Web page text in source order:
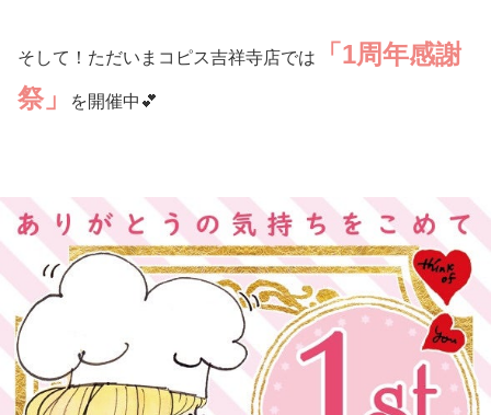
そして！ただいまコピス吉祥寺店では
「1周年感謝
祭」
を開催中💕